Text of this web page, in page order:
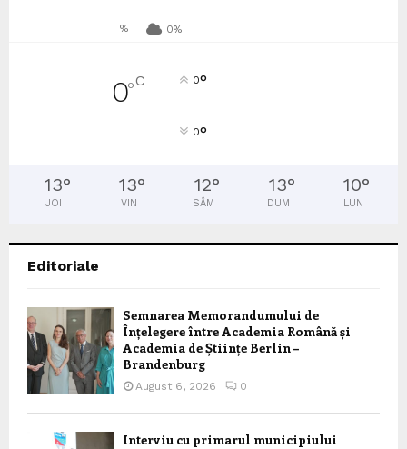
% 0%
0°C 0°
0°
13°
JOI
13°
VIN
12°
SÂM
13°
DUM
10°
LUN
Editoriale
Semnarea Memorandumului de
Înțelegere între Academia Română și
Academia de Științe Berlin –
Brandenburg
August 6, 2026 0
Interviu cu primarul municipiului